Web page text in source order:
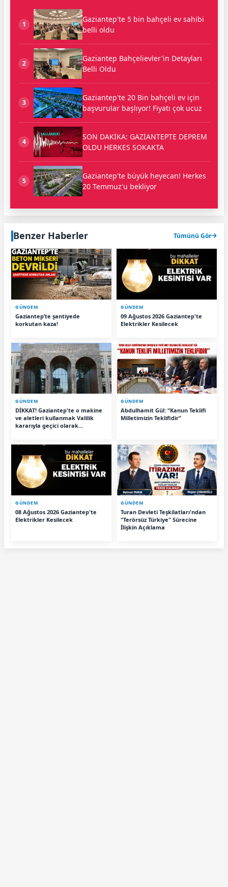
1
Gaziantep'te 5 bin bahçeli ev sahibi
belli oldu
2
Gaziantep Bahçelievler'in Detayları
Belli Oldu
3
Gaziantep'te 20 Bin bahçeli ev için
başvurular başlıyor! Fiyatı çok ucuz
4
SON DAKİKA: GAZİANTEPTE DEPREM
OLDU HERKES SOKAKTA
5
Gaziantep'te büyük heyecan! Herkes
20 Temmuz'u bekliyor
Benzer Haberler Tümünü Gör
GÜNDEM
Gaziantep’te şantiyede
korkutan kaza!
GÜNDEM
09 Ağustos 2026 Gaziantep'te
Elektrikler Kesilecek
GÜNDEM
DİKKAT! Gaziantep'te o makine
ve aletleri kullanmak Valilik
kararıyla geçici olarak
GÜNDEM
Abdulhamit Gül: “Kanun Teklifi
Milletimizin Teklifidir”
GÜNDEM
08 Ağustos 2026 Gaziantep'te
Elektrikler Kesilecek
GÜNDEM
Turan Devleti Teşkilatları'ndan
"Terörsüz Türkiye" Sürecine
İlişkin Açıklama